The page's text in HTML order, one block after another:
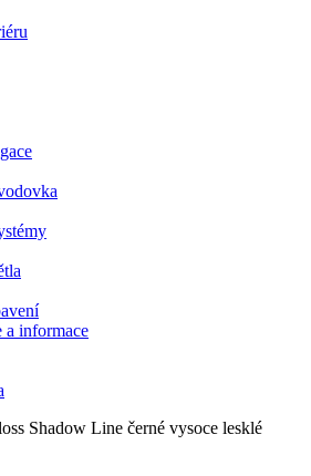
a informace
Shadow Line černé vysoce lesklé